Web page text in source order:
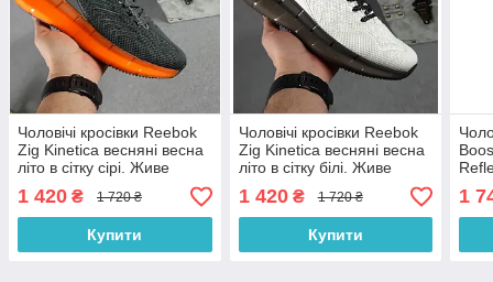
Чоловічі кросівки Reebok
Zig Kinetica весняні весна
літо в сітку сірі. Живе
1 420 ₴ 1 720 ₴
Купити
Чоловічі кросівки Reebok
Zig Kinetica весняні весна
літо в сітку білі. Живе
1 420₴ 1 720 ₴
Купити
топ
1